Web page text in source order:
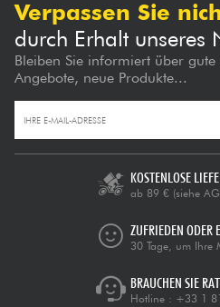
Verpassen Sie
durch Erhalt unseres
Bleiben Sie informiert über gute
Angebote, neue Produkte...
KOSTENLOSE
ab 89 € (siehe
ZUFRIEDEN ODER
30 Tage, um Ihre
BRAUCHEN SIE
Hotline : +33 1